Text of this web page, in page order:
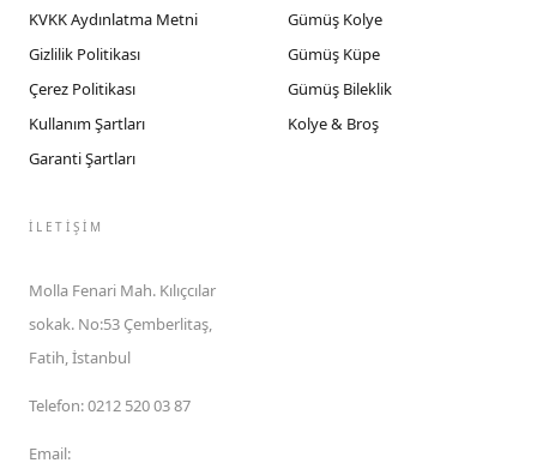
KVKK Aydınlatma Metni
Gizlilik Politikası
Çerez Politikası
Kullanım Şartları
Garanti Şartları
Gümüş Kolye
Gümüş Küpe
Gümüş Bileklik
Kolye & Broş
İLETIŞIM
Molla Fenari Mah. Kılıçcılar
sokak. No:53 Çemberlitaş,
Fatih, İstanbul
Telefon:0212 520 03 87
Email: